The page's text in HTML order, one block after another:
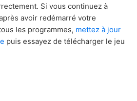
Si vous continuez à
avoir redémarré votre
les programmes, mettez à jour
puis essayez de télécharger le jeu